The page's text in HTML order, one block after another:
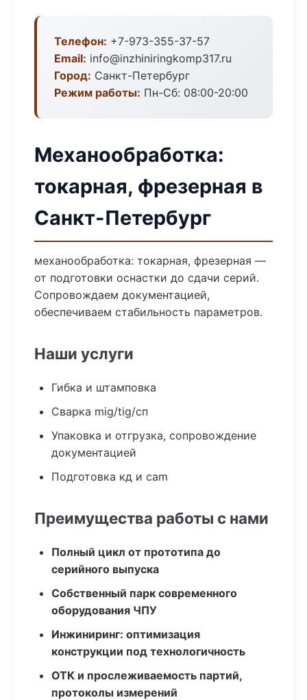
Телефон: +7-973-355-37-57
Email: info@inzhiniringkomp317.ru
Город: Санкт-Петербург
Режим работы: Пн-Сб: 08:00-20:00
Механообработка:
токарная, фрезерная в
Санкт-Петербург
механообработка: токарная, фрезерная —
от подготовки оснастки до сдачи серий.
Сопровождаем документацией,
обеспечиваем стабильность параметров.
Наши услуги
Гибка и штамповка
Сварка mig/tig/сп
Упаковка и отгрузка, сопровождение
документацией
Подготовка кд и cam
Преимущества работы с нами
Полный цикл от прототипа до
серийного выпуска
Собственный парк современного
оборудования ЧПУ
Инжиниринг: оптимизация
конструкции под технологичность
ОТК и прослеживаемость партий,
протоколы измерений